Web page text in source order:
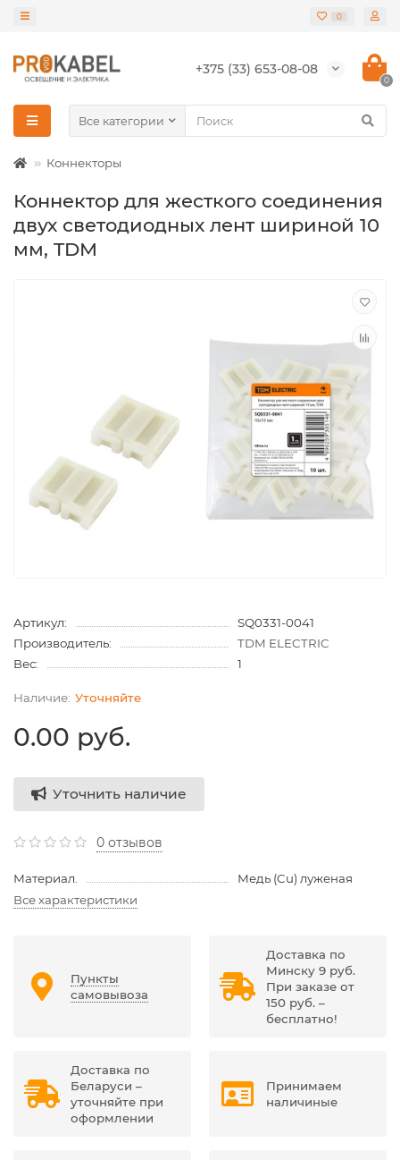
0
+375 (33) 653-08-08
0
Все категории
Коннекторы
Коннектор для жесткого соединения
двух светодиодных лент шириной 10
мм, TDM
Артикул:
SQ0331-0041
Производитель:
TDM ELECTRIC
Вес:
1
Уточняйте
0.00 руб.
Уточнить наличие
0 отзывов
Материал.
Медь (Cu) луженая
Все характеристики
Пункты
самовывоза
Доставка по
Минску 9 руб.
При заказе от
150 руб. –
бесплатно!
Доставка по
Беларуси –
уточняйте при
оформлении
Принимаем
наличиные